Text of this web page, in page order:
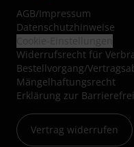
AGB/Impressum
Datenschutzhinweise
Widerrufsrecht für
Bestellvorgang/
Mängelhaftungsrecht
Erklärung zur
Vertrag widerrufen